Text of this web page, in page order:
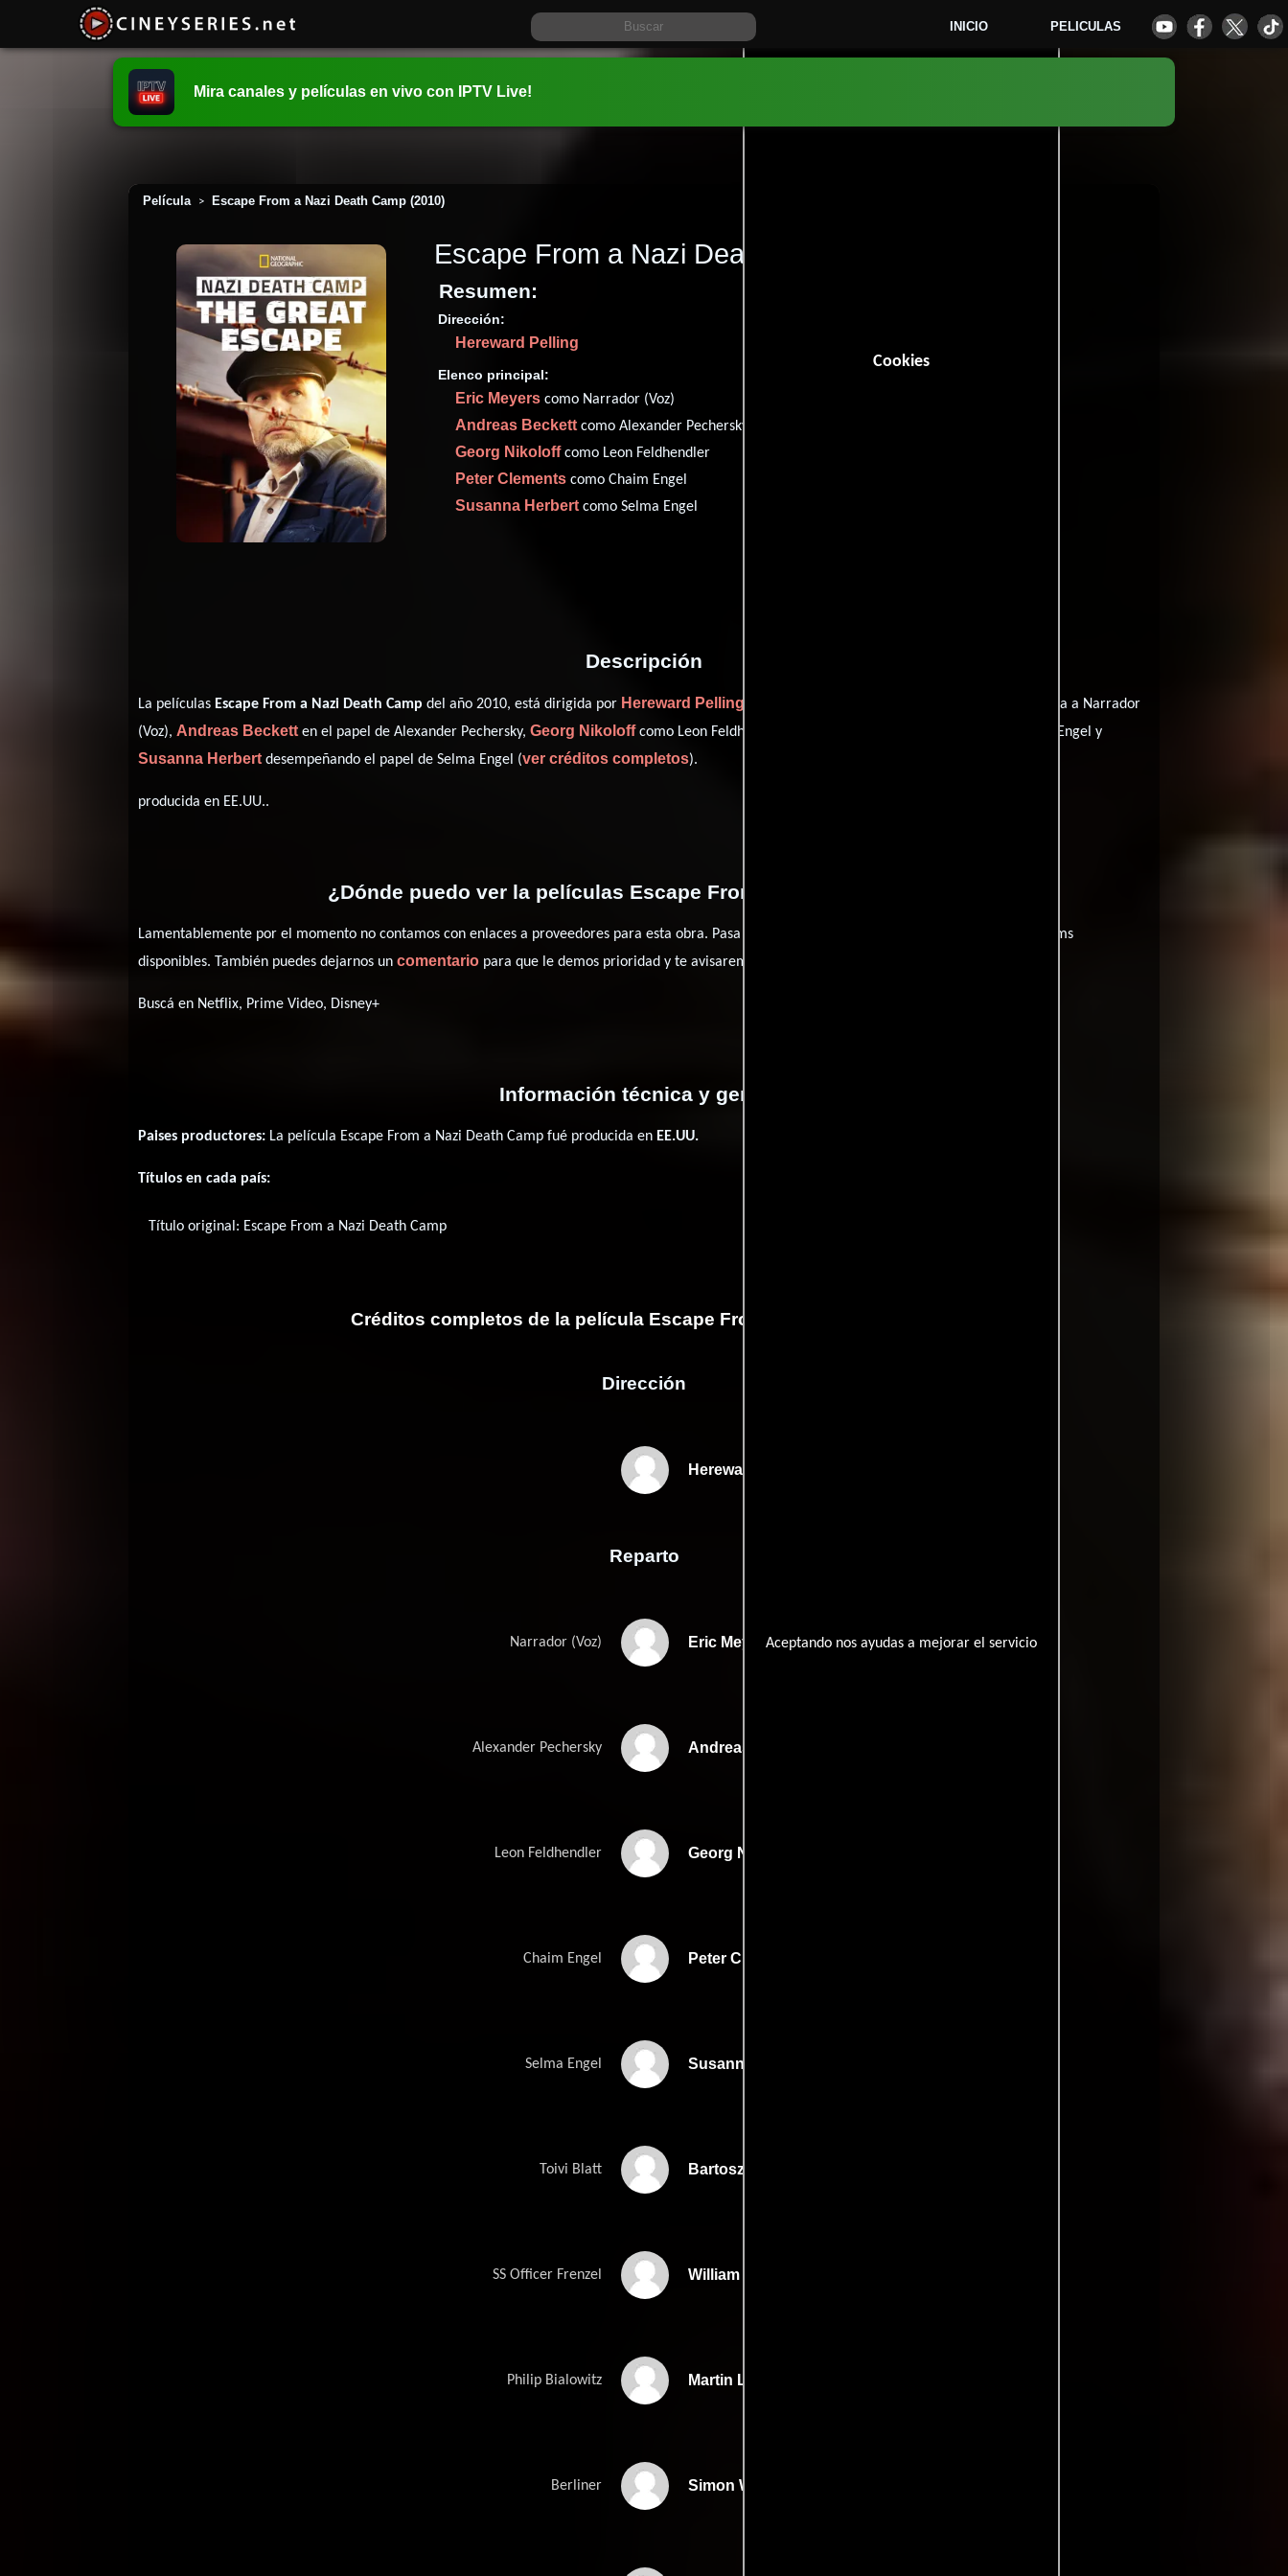
INICIO PELICULAS
Cookies
Aceptando nos ayudas a mejorar el servicio
Mira canales y películas en vivo con IPTV Live!
Película > Escape From a Nazi Death Camp (2010)
Escape From a Nazi Death Camp
Resumen:
Dirección:
Hereward Pelling
Elenco principal:
Eric Meyers como Narrador (Voz)
Andreas Beckettcomo Alexander Pechersky
Georg Nikoloffcomo Leon Feldhendler
Peter Clements como Chaim Engel
Susanna Herbertcomo Selma Engel
Descripción
La películas Escape From a Nazi Death Camp del año 2010, está dirigida por Hereward Pelling
quien interpreta a Narrador
(Voz),Andreas Becketten el papel de Alexander Pechersky,Georg Nikoloffcomo Leon Feldhendler, personificando a Chaim Engel y
Susanna Herbertdesempeñando el papel de Selma Engel (ver créditos completos).
producida en EE.UU..
¿Dónde puedo ver la películas Escape From a Nazi Death Camp?
Lamentablemente por el momento no contamos con enlaces a proveedores para esta obra. Pasa por nuestro catálogo de
y encuentra films
disponibles. También puedes dejarnos uncomentario para que le demos prioridad y te avisaremos cuando se encuentre disponible
Buscá en Netflix, Prime Video, Disney+
Información técnica y general
Paises productores: La película Escape From a Nazi Death Camp fué producida en EE.UU.
Títulos en cada país:
Título original: Escape From a Nazi Death Camp
Créditos completos de la película Escape From a Nazi Death Camp
Dirección
Hereward Pelling
Reparto
Narrador (Voz) Eric Meyers
Alexander Pechersky Andreas Beckett
Leon Feldhendler Georg Nikoloff
Chaim Engel Peter Clements
Selma Engel Susanna Herbert
Toivi Blatt Bartosz Stanislawek
SS Officer Frenzel William Ludwig
Philip Bialowitz Martin Longstaff
Berliner Simon Werner